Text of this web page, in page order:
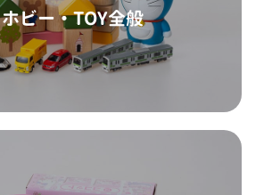
ホビー・TOY全般